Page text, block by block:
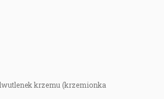
dwutlenek krzemu (krzemionka